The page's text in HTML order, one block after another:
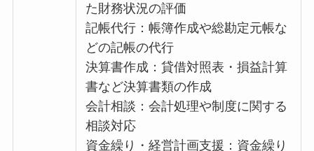
た財務状況の評価
記帳代行：帳簿作成や総勘定元帳な
どの記帳の代行
決算書作成：貸借対照表・損益計算
書など決算書類の作成
会計相談：会計処理や制度に関する
相談対応
資金繰り・経営計画支援：資金繰り